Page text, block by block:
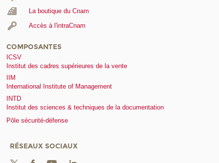
La boutique du Cnam
Accès à l'intraCnam
COMPOSANTES
ICSV
Institut des cadres supérieures de la vente
IIM
International Institute of Management
INTD
Institut des sciences & techniques de la documentation
Pôle sécurité-défense
RÉSEAUX SOCIAUX